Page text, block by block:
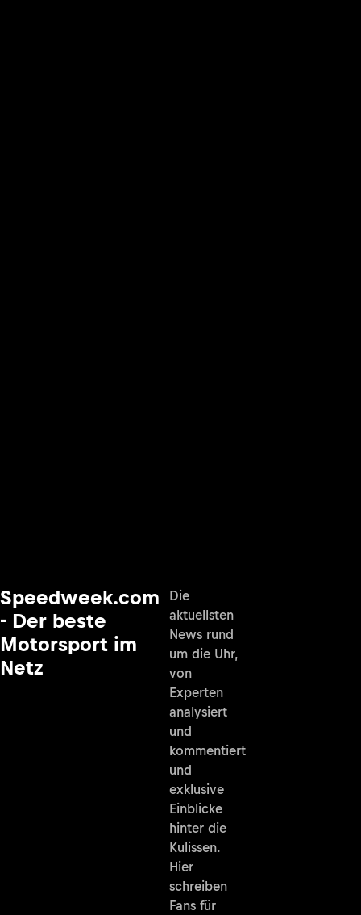
Speedweek.com
- Der beste
Motorsport im
Netz
Die
aktuellsten
News rund
um die Uhr,
von
Experten
analysiert
und
kommentiert
und
exklusive
Einblicke
hinter die
Kulissen.
Hier
schreiben
Fans für